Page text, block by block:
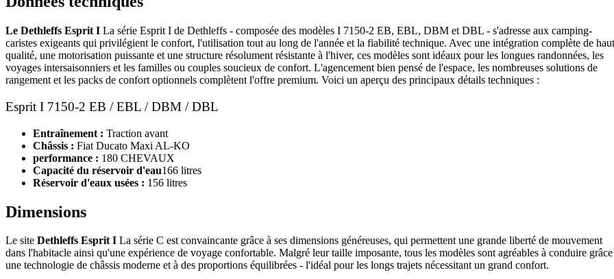
Le Dethleffs Esprit I La série Esprit I de Dethleffs - composée des modèles I 7150-2 EB, EBL, DBM et DBL - s'adresse aux camping-
caristes exigeants qui privilégient le confort, l'utilisation tout au long de l'année et la fiabilité technique. Avec une intégration complète de
qualité, une motorisation puissante et une structure résolument résistante à l'hiver, ces modèles sont idéaux pour les longues randonnées, les
voyages intersaisonniers et les familles ou couples soucieux de confort. L'agencement bien pensé de l'espace, les nombreuses solutions de
rangement et les packs de confort optionnels complètent l'offre premium. Voici un aperçu des principaux détails techniques :
Esprit I 7150-2 EB / EBL / DBM / DBL
Entraînement : Traction avant
Châssis : Fiat Ducato Maxi AL-KO
performance : 180 CHEVAUX
Capacité du réservoir d'eau166 litres
Réservoir d'eaux usées : 156 litres
Dimensions
Le site Dethleffs Esprit I La série C est convaincante grâce à ses dimensions généreuses, qui permettent une grande liberté de mouvement
dans l'habitacle ainsi qu'une expérience de voyage confortable. Malgré leur taille imposante, tous les modèles sont agréables à conduire grâce
une technologie de châssis moderne et à des proportions équilibrées - l'idéal pour les longs trajets nécessitant un grand confort.